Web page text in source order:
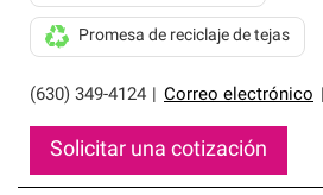
(630) 349-4124 Correo electrónico
Promesa de reciclaje de tejas
Solicitar una cotización